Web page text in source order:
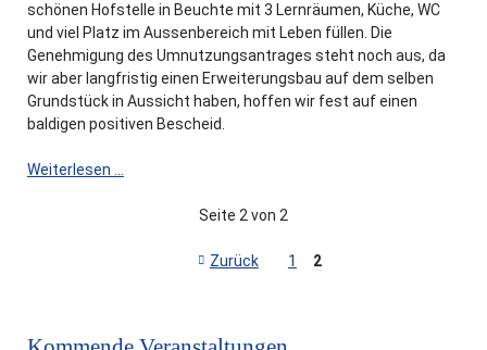
schönen Hofstelle in Beuchte mit 3 Lernräumen, Küche, WC
und viel Platz im Aussenbereich mit Leben füllen. Die
Genehmigung des Umnutzungsantrages steht noch aus, da
wir aber langfristig einen Erweiterungsbau auf dem selben
Grundstück in Aussicht haben, hoffen wir fest auf einen
baldigen positiven Bescheid.
Weiterlesen …
Seite 2 von 2
Zurück 1 2